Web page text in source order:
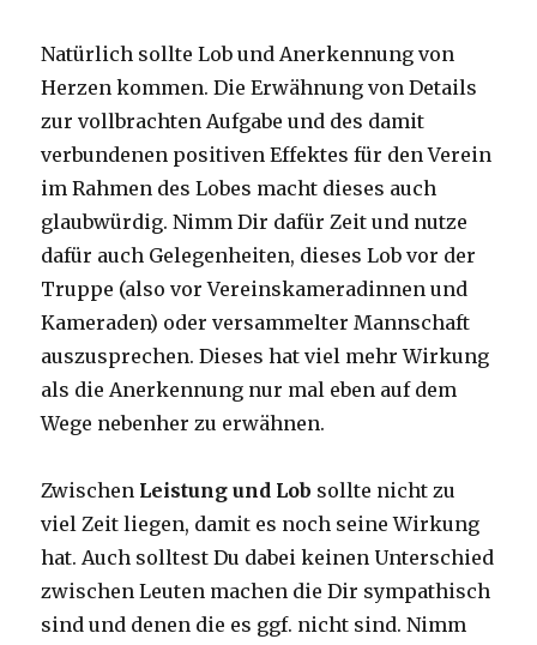
Natürlich sollte Lob und Anerkennung von
Herzen kommen. Die Erwähnung von Details
zur vollbrachten Aufgabe und des damit
verbundenen positiven Effektes für den Verein
im Rahmen des Lobes macht dieses auch
glaubwürdig. Nimm Dir dafür Zeit und nutze
dafür auch Gelegenheiten, dieses Lob vor der
Truppe (also vor Vereinskameradinnen und
Kameraden) oder versammelter Mannschaft
auszusprechen. Dieses hat viel mehr Wirkung
als die Anerkennung nur mal eben auf dem
Wege nebenher zu erwähnen.
Zwischen Leistung und Lob sollte nicht zu
viel Zeit liegen, damit es noch seine Wirkung
hat. Auch solltest Du dabei keinen Unterschied
zwischen Leuten machen die Dir sympathisch
sind und denen die es ggf. nicht sind. Nimm